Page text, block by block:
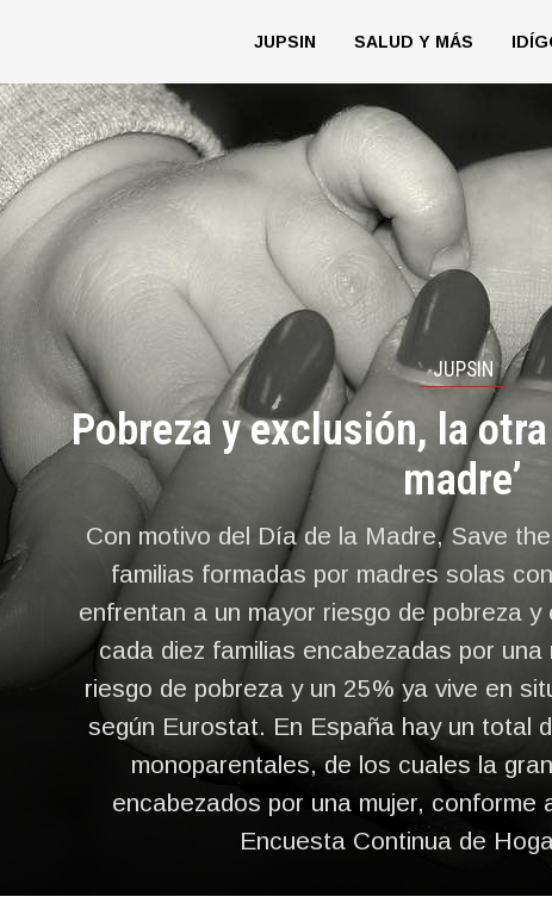
JUPSIN SALUD Y MÁS
JUPSIN
Pobreza y exclusión, la otra
madre’
Con motivo del Día de la Madre, Save
familias formadas por madres solas
enfrentan a un mayor riesgo de pobreza
cada diez familias encabezadas por
riesgo de pobreza y un 25% ya vive en
según Eurostat. En España hay un total
monoparentales, de los cuales la
encabezados por una mujer, conforme
Encuesta Continua de